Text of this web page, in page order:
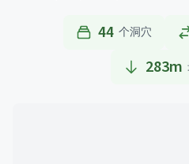
44 个洞穴
283m